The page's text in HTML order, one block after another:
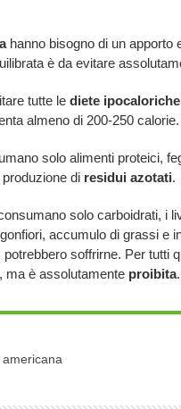
hanno bisogno di un apporto
è da evitare
tutte le diete ipocaloriche
almeno di 200-250 calorie.
solo alimenti proteici,
di residui azotati.
solo carboidrati, i
accumulo di grassi e
soffrirne. Per tutti
ma è assolutamente proibita.